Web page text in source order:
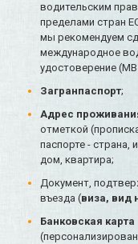
водительским
пределами стран
мы рекомендуем
международное
удостоверение
Загранпаспорт;
Адрес
отметкой
паспорте - страна,
дом, квартира;
Документ,
въезда (виза, вид
Банковская карта